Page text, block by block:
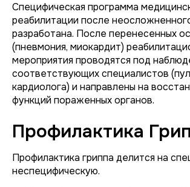
Специфическая программа
реабилитации после
разработана. После перенесенных
(пневмония, миокардит)
мероприятия проводятся под
соответствующих специалистов
кардиолога) и направлены на
функций пораженных органов.
Профилактика
Профилактика гриппа делится на
неспецифическую.